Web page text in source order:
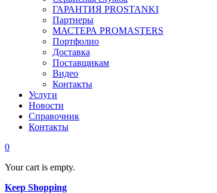
ГАРАНТИЯ PROSTANKI
Партнеры
МАСТЕРА PROMASTERS
Портфолио
Доставка
Поставщикам
Видео
Контакты
Услуги
Новости
Справочник
Контакты
0
Your cart is empty.
Keep Shopping